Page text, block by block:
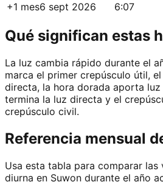
+1 mes6 sept 2026 6:07
Qué significan estas
La luz cambia rápido durante el
marca el primer crepúsculo útil,
directa, la hora dorada aporta
termina la luz directa y el
crepúsculo civil.
Referencia mensual
Usa esta tabla para comparar las
diurna en Suwon durante el año